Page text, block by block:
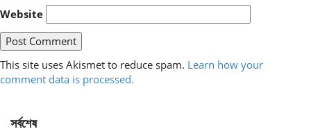
Website
This site uses Akismet to reduce spam. Learn how your
comment data is processed.
সর্বশেষ